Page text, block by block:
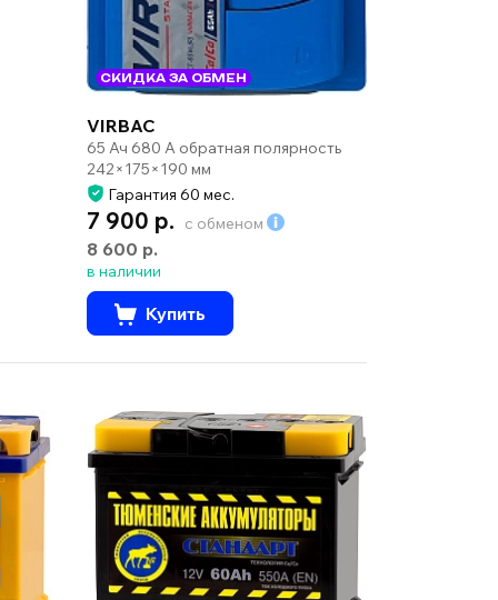
СКИДКА ЗА ОБМЕН
VIRBAC
65 Ач 680 А обратная полярность
242×175×190 мм
Гарантия 60 мес.
7 900 р. с обменом
8 600 р.
в наличии
Купить